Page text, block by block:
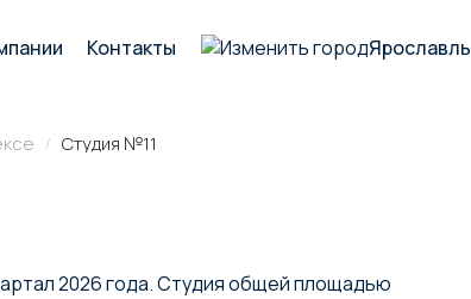
Контакты Ярославль
/ Студия №11
2026 года. Студия общей площадью